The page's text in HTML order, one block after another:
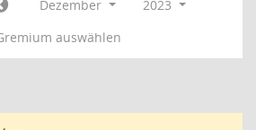
Dezember
2023
auswählen